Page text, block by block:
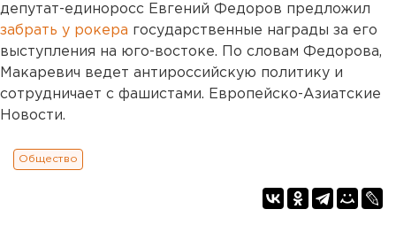
депутат-единоросс Евгений Федоров предложил
забрать у рокера государственные награды за его
выступления на юго-востоке. По словам Федорова,
Макаревич ведет антироссийскую политику и
сотрудничает с фашистами. Европейско-Азиатские
Новости.
Общество